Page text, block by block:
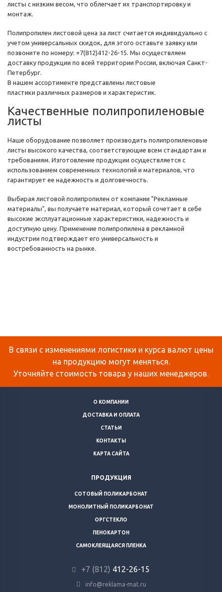
листы с низким весом, что облегчает их транспортировку и
монтаж.
Полипропилен листовой цена за лист считается индивидуально с
учетом универсальных скидок, для этого оставьте заявку или
позвоните по номеру: +7(812)412-26-15. Мы осуществляем
доставку продукции по всей территории России, включая Санкт-
Петербург.
В нашем ассортименте представлены листовые
пластики различных размеров и характеристик.
Качественные полипропиленовые
листы
Наше оборудование позволяет производить полипропиленовые
листы высокого качества, соответствующие всем стандартам и
требованиям. Изготовление продукции осуществляется с
использованием современных технологий и материалов, что
гарантирует ее надежность и долговечность.
Выбирая листовой полипропилен от компании "Рекламные
материалы", вы получаете материал, который сочетает в себе
высокие эксплуатационные характеристики, надежность и
доступную цену. Применение полипропилена в рекламной
индустрии подтверждает его универсальность и
востребованность на рынке.
В связи с изменениями логистики и курса валют цены
на продукцию могут меняться.
Уточняйте стоимость товара у наших менеджеров.
О КОМПАНИИ
ДОСТАВКА И ОПЛАТА
СТАТЬИ
КОНТАКТЫ
КАРТА САЙТА
ПРОДУКЦИЯ
СОТОВЫЙ ПОЛИКАРБОНАТ
МОНОЛИТНЫЙ ПОЛИКАРБОНАТ
ОРГСТЕКЛО
ПЕНОКАРТОН
САМОКЛЕЯЩАЯСЯ ПЛЕНКА
+7 (812) 412-26-15
info@reklama-mat.ru